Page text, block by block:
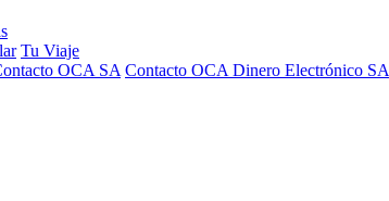
Tu Viaje
OCA SA Contacto OCA Dinero Electrónico SA